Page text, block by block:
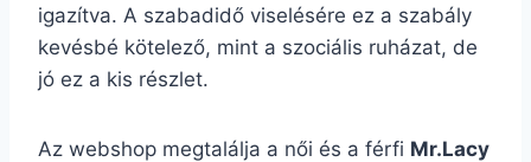
igazítva. A szabadidő viselésére ez a szabály
kevésbé kötelező, mint a szociális ruházat, de
jó ez a kis részlet.
Az webshop megtalálja a női és a férfi Mr.Lacy